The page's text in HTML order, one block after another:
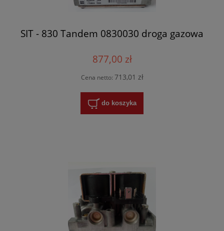
SIT - 830 Tandem 0830030 droga gazowa
877,00 zł
Cena netto: 713,01 zł
do koszyka